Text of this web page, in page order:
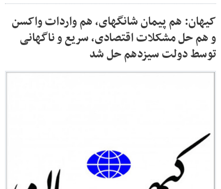
کیهان: هم پیمان شانگهای، هم واردات واکسن
و هم حل مشکلات اقتصادی، سریع و ناگهانی
توسط دولت سیزدهم حل شد